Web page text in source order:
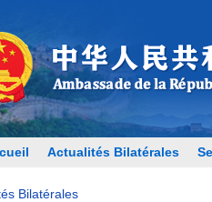
Actualités Bilatérales
Bilatérales